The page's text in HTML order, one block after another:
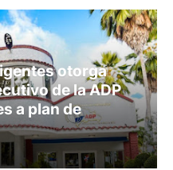
otorga
de la ADP
a plan de